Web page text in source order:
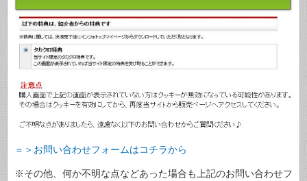
＝＞お問い合わせフォームはコチラから
※その他、何か不明な点などあった場合も上記のお問い合わせフ